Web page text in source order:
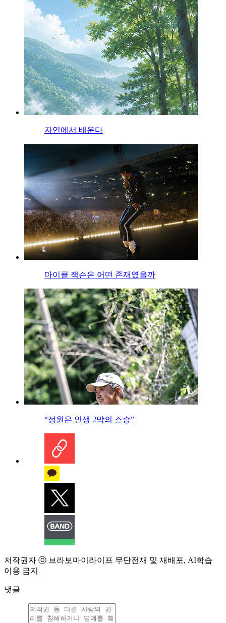
자연에서 배운다
마이클 잭슨은 어떤 존재였을까
“정원은 인생 2막의 스승”
저작권자 ⓒ 브라보마이라이프 무단전재 및 재배포, AI학습
이용 금지
댓글